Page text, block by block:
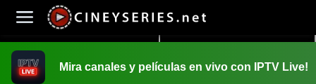
Mira canales y películas en vivo con IPTV Live!